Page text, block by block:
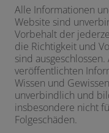
Alle Informationen
Website sind
Vorbehalt der
die Richtigkeit und
sind
veröffentlichten
Wissen und
unverbindlich und
insbesondere nicht
Folgeschäden.